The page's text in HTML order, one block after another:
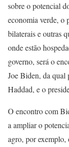
sobre o potencial
economia verde, o
bilaterais e outras
onde estão
governo, será o
Joe Biden, da qual
Haddad, e o
O encontro com
a ampliar o
agro, por exemplo,